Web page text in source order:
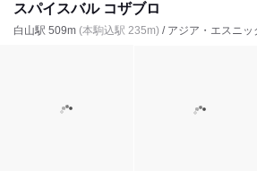
スパイスバル コザブロ
白山駅 509m (本駒込駅 235m) / アジア・エスニック